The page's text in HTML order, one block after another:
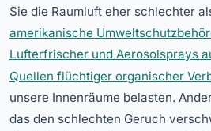
Sie die Raumluft eher schlechter
amerikanische
Lufterfrischer und Aerosolsprays
Quellen flüchtiger organischer
unsere Innenräume belasten.
das den schlechten Geruch